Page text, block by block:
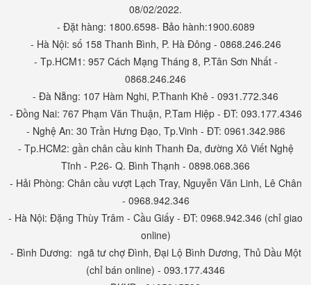
tiếp tại website, hoặc cũng có thể đặt mua online qua tổng đài:
Những bộ đồ chơi thể thao chắc hẳn sẽ là
quà noel cho béthật đẹp, thật ý nghĩa
trong dịp giáng sinh này
08/02/2022.
- Đặt hàng: 1800.6598- Bảo hành:1900.6089
- Hà Nội: số 158 Thanh Bình, P. Hà Đông - 0868.246.246
- Tp.HCM1: 957 Cách Mạng Tháng 8, P.Tân Sơn Nhất -
0868.246.246
- Đà Nẵng: 107 Hàm Nghi, P.Thanh Khê - 0931.772.346
- Đồng Nai: 767 Phạm Văn Thuận, P.Tam Hiệp - ĐT: 093.177.4346
- Nghệ An: 30 Trần Hưng Đạo, Tp.Vinh - ĐT: 0961.342.986
- Tp.HCM2: gần chân cầu kinh Thanh Đa, đường Xô Viết Nghệ
Tĩnh - P.26- Q. Bình Thạnh - 0898.068.366
- Hải Phòng: Chân cầu vượt Lạch Tray, Nguyễn Văn Linh, Lê Chân
- 0968.942.346
- Hà Nội: Đặng Thùy Trâm - Cầu Giấy - ĐT: 0968.942.346 (chỉ giao
online)
- Bình Dương: ngã tư chợ Đình, Đại Lộ Bình Dương, Thủ Dầu Một
(chỉ bán online) - 093.177.4346